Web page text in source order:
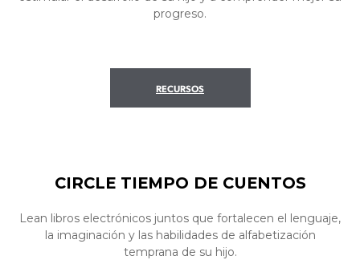
progreso.
RECURSOS
CIRCLE TIEMPO DE CUENTOS
Lean libros electrónicos juntos que fortalecen el lenguaje,
la imaginación y las habilidades de alfabetización
temprana de su hijo.